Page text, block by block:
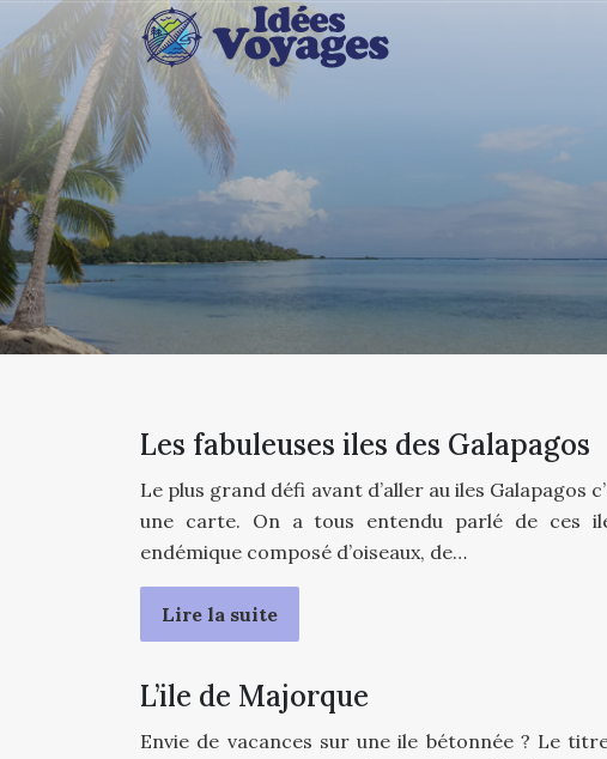
Les fabuleuses iles des Galapagos
Le plus grand défi avant d’aller au iles Galapagos
une carte. On a tous entendu parlé de ces
endémique composé d’oiseaux, de…
Lire la suite
L’ile de Majorque
Envie de vacances sur une ile bétonnée ? Le